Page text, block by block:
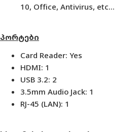
10, Office, Antivirus, etc...
პორტები
Card Reader: Yes
HDMI: 1
USB 3.2: 2
3.5mm Audio Jack: 1
RJ-45 (LAN): 1